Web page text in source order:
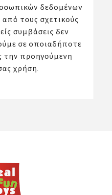
δεδομένων
τους σχετικούς
συμβάσεις δεν
σε οποιαδήποτε
την προηγούμενη
χρήση.